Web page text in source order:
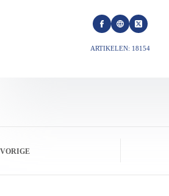
ARTIKELEN: 18154
VORIGE